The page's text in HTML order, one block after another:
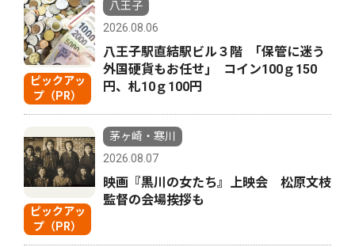
ピックアッ
プ（PR）
八王子
2026.08.06
八王子駅直結駅ビル３階 ｢保管に迷う
外国硬貨もお任せ｣ コイン100ｇ150
円、札10ｇ100円
ピックアッ
プ（PR）
茅ヶ崎・寒川
2026.08.07
映画『黒川の女たち』上映会 松原文枝
監督の会場挨拶も